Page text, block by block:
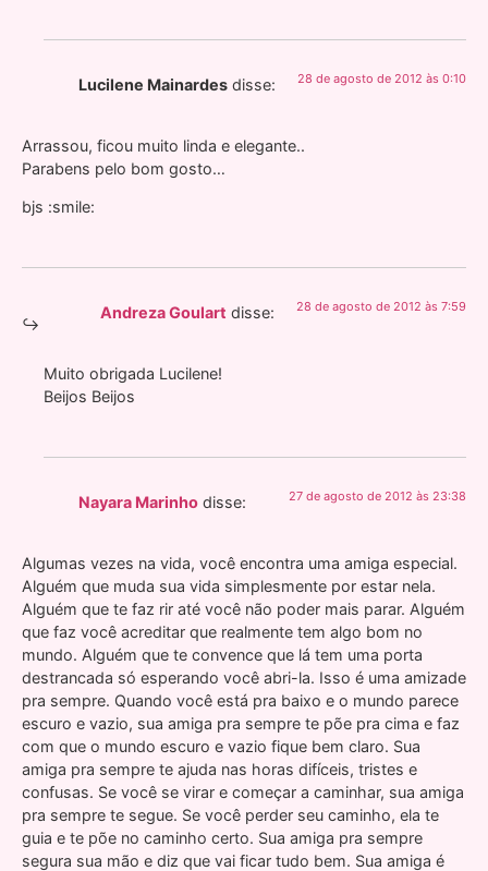
Lucilene Mainardes disse: 28 de agosto de 2012 às 0:10
Arrassou, ficou muito linda e elegante..
Parabens pelo bom gosto…
bjs :smile:
Andreza Goulart disse: 28 de agosto de 2012 às 7:59
Muito obrigada Lucilene!
Beijos Beijos
Nayara Marinho disse: 27 de agosto de 2012 às 23:38
Algumas vezes na vida, você encontra uma amiga especial.
Alguém que muda sua vida simplesmente por estar nela.
Alguém que te faz rir até você não poder mais parar. Alguém
que faz você acreditar que realmente tem algo bom no
mundo. Alguém que te convence que lá tem uma porta
destrancada só esperando você abri-la. Isso é uma amizade
pra sempre. Quando você está pra baixo e o mundo parece
escuro e vazio, sua amiga pra sempre te põe pra cima e faz
com que o mundo escuro e vazio fique bem claro. Sua
amiga pra sempre te ajuda nas horas difíceis, tristes e
confusas. Se você se virar e começar a caminhar, sua amiga
pra sempre te segue. Se você perder seu caminho, ela te
guia e te põe no caminho certo. Sua amiga pra sempre
segura sua mão e diz que vai ficar tudo bem. Sua amiga é